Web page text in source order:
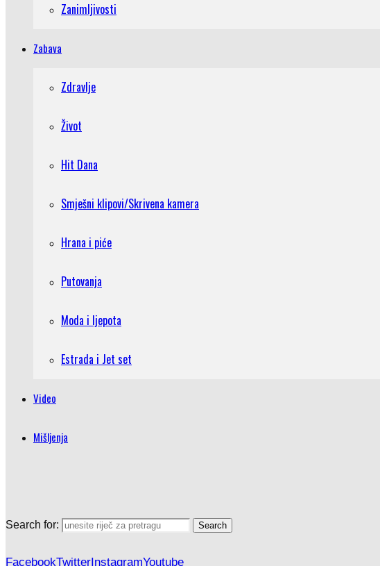
Zanimljivosti
Zabava
Zdravlje
Život
Hit Dana
Smješni klipovi/Skrivena kamera
Hrana i piće
Putovanja
Moda i ljepota
Estrada i Jet set
Video
Mišljenja
Search for: Search
FacebookTwitterInstagramYoutube